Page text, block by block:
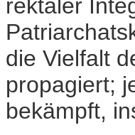
rektaler
die Vielfalt
propagiert;
bekämpft,